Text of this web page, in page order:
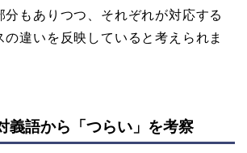
分もありつつ、それぞれが対応する
違いを反映していると考えられま
義語から「つらい」を考察